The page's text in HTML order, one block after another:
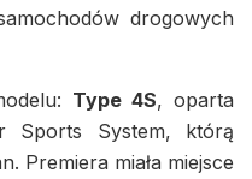
drogowych
Type 4S, oparta
Sports System, którą
Premiera miała miejsce